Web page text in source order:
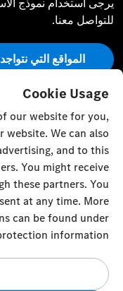
يرجى استخدام نموذج
للتواصل معنا.
المواقع التي
أبق على اتصال
تفضل بزيارة قنواتنا
مرسيدس-بنز.
© Emirates Motor Company 2023. All rights reserved
Cookie Usage
our website for you,
We can also
and to this
You might receive
these partners. You
at any time. More
can be found under
information.